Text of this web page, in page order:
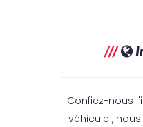
///
Confiez-nous
véhicule ,